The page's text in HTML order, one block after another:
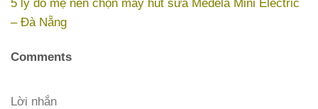
– Đà Nẵng
Comments
Lời nhắn